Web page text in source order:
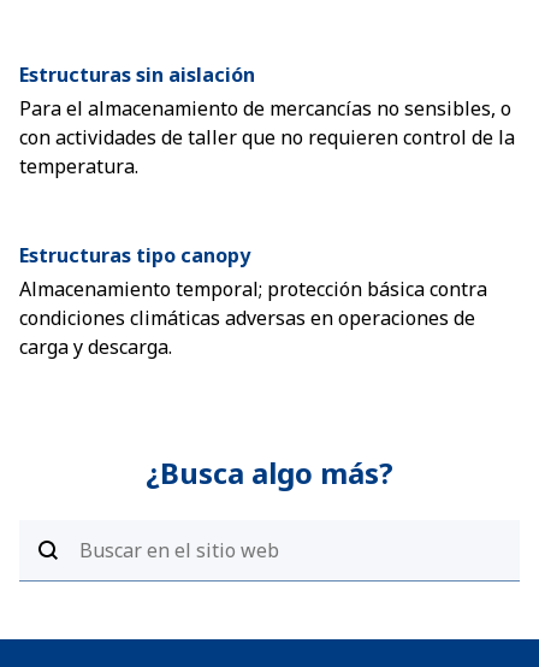
Estructuras sin aislación
Para el almacenamiento de mercancías no sensibles, o
con actividades de taller que no requieren control de la
temperatura.
Estructuras tipo canopy
Almacenamiento temporal; protección básica contra
condiciones climáticas adversas en operaciones de
carga y descarga.
¿Busca algo más?